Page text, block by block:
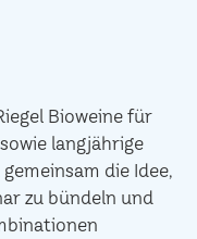
Bioweine für
langjährige
die Idee,
zu bündeln und